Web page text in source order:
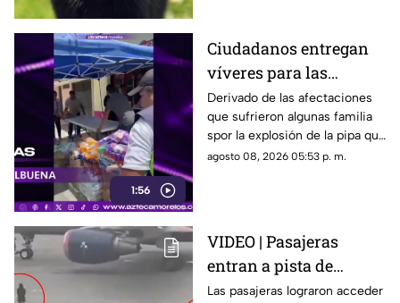
1:56
Ciudadanos entregan
víveres para las
familias afectadas por
la explosión de pipa en
Cuernavaca
Derivado de las afectaciones
que sufrieron algunas familia
spor la explosión de la pipa que
transportaba gas LP,
agosto 08, 2026 05:53 p. m.
VIDEO | Pasajeras
entran a pista de
aeropuerto tras perder
Las pasajeras lograron acceder